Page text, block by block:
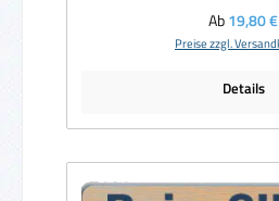
Regulärer
Ab19,80 €
Preise zzgl.
Details